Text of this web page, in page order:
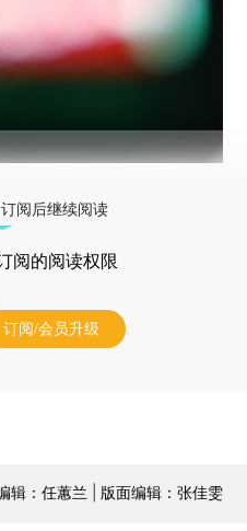
阅后继续阅读
阅的阅读权限
订阅/会员升级
辑：任蕙兰 | 版面编辑：张佳雯